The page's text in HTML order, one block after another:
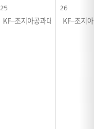
라운드>
협력전시 <크로싱 그라운드>
25
KF–조지아공과대학교 협력전
26
KF–조지
운드>
협력전시 <크로싱 그라운드>